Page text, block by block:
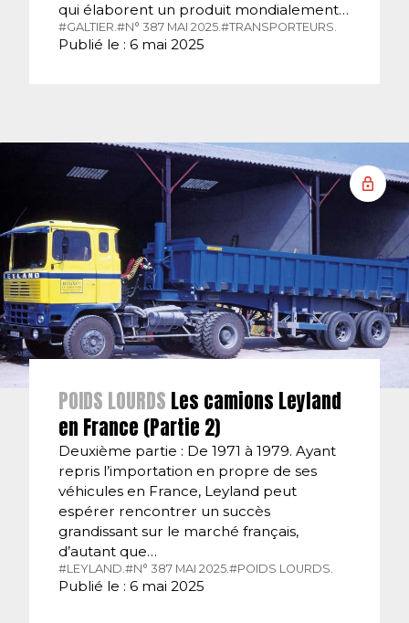
qui élaborent un produit mondialement…
#GALTIER.#N° 387 MAI 2025.#TRANSPORTEURS.
Publié le : 6 mai 2025
POIDS LOURDS Les camions Leyland
en France (Partie 2)
Deuxième partie : De 1971 à 1979. Ayant
repris l’importation en propre de ses
véhicules en France, Leyland peut
espérer rencontrer un succès
grandissant sur le marché français,
d’autant que…
#LEYLAND. #N° 387 MAI 2025. #POIDS LOURDS.
Publié le : 6 mai 2025